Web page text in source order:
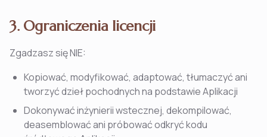
3. Ograniczenia licencji
Zgadzasz się NIE:
Kopiować, modyfikować, adaptować, tłumaczyć ani
tworzyć dzieł pochodnych na podstawie Aplikacji
Dokonywać inżynierii wstecznej, dekompilować,
deasemblować ani próbować odkryć kodu